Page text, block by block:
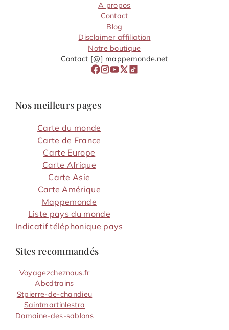
A propos
Contact
Blog
Disclaimer affiliation
Notre boutique
Contact [@] mappemonde.net
Nos meilleurs pages
Carte du monde
Carte de France
Carte Europe
Carte Afrique
Carte Asie
Carte Amérique
Mappemonde
Liste pays du monde
Indicatif téléphonique pays
Sites recommandés
Voyagezcheznous.fr
Abcdtrains
Stpierre-de-chandieu
Saintmartinlestra
Domaine-des-sablons